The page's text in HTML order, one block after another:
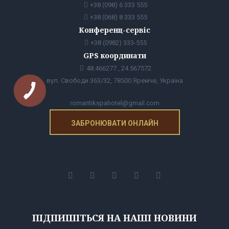
+38 (098) 6 333 555
+38 (068) 8 333 555
Конференц-сервіс
+38 (0982) 333-555
GPS координати
48.466277 , 24.567572
вул. Свободи 363/32, 78500 Яремче, Україна
romantikspahotel@gmail.com
ЗАБРОНЮВАТИ ОНЛАЙН
ПІДПИШІТЬСЯ НА НАШІ НОВИНИ